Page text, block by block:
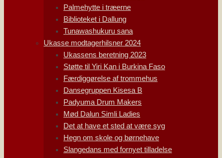
Palmehytte i træerne
Biblioteket i Dallung
Tunawashukuru sana
Ukasse modtagerhilsner 2024
Ukassens beretning 2023
Støtte til Yiri Kan i Burkina Faso
Færdiggørelse af trommehus
Dansegruppen Kisesa B
Padyuma Drum Makers
Mød Dalun Simli Ladies
Det at have et sted at være syg
Hegn om skole og børnehave
Slangedans med fornyet tilladelse